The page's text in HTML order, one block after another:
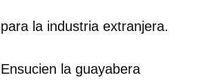
para la industria extranjera.
Ensucien la guayabera